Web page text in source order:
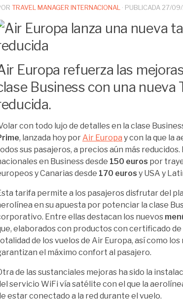
TRAVEL MANAGER INTERNACIONAL · PUBLICADA 27/
Europa refuerza las
Business con una nueva
con todo lujo de detalles en la clase
, lanzada hoy porAir Europa y con la que la
sus pasajeros, a precios aún más
en Business desde 150 euros por
y Canarias desde 170 euros y USA y
tarifa permite a los pasajeros disfrutar del
en su apuesta por potenciar la clase
Entre ellas destacan los nuevos
elaborados con productos con certificado de
de los vuelos de Air Europa, así como
el máximo confort al pasajero.
de las sustanciales mejoras ha sido la
servicio WiFi vía satélite con el que la
estar conectado a la red durante el vuelo.